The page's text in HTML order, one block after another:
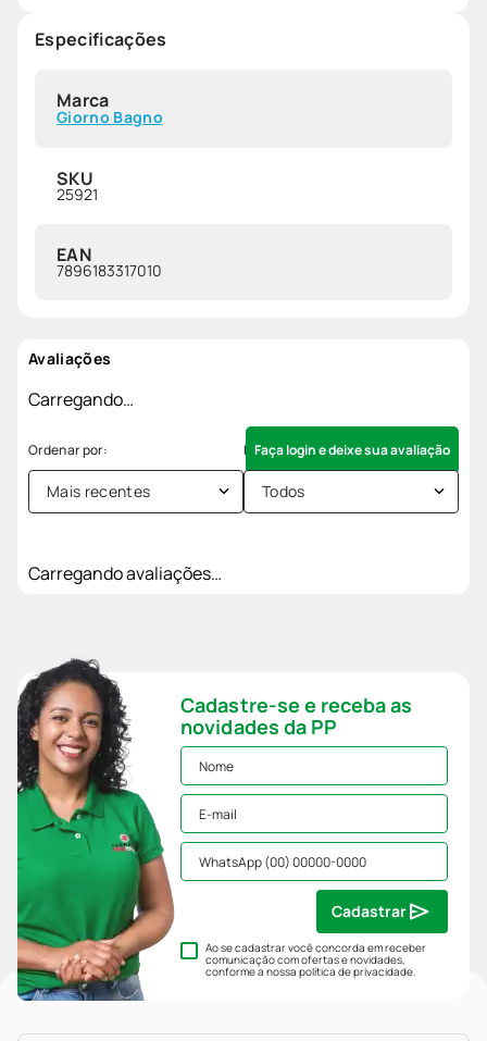
Especificações
Marca
Giorno Bagno
SKU
25921
EAN
7896183317010
Avaliações
Carregando…
Faça login e deixe sua avaliação
Mais recentes Todos
Carregando avaliações…
Cadastre-se e receba as
novidades da PP
Ao se cadastrar você concorda em receber
comunicação com ofertas e novidades,
conforme a nossapolítica de privacidade.
Cadastrar